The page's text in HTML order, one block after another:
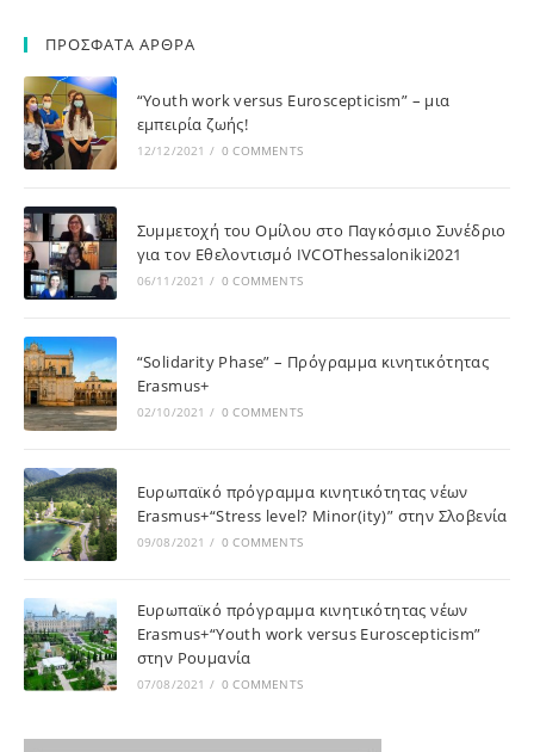
ΠΡΟΣΦΑΤΑ ΑΡΘΡΑ
“Youth work versus Euroscepticism” – μια
εμπειρία ζωής!
12/12/2021 / 0 COMMENTS
Συμμετοχή του Ομίλου στο Παγκόσμιο Συνέδριο
για τον Εθελοντισμό IVCOThessaloniki2021
06/11/2021 / 0 COMMENTS
“Solidarity Phase” – Πρόγραμμα κινητικότητας
Erasmus+
02/10/2021 / 0 COMMENTS
Ευρωπαϊκό πρόγραμμα κινητικότητας νέων
Erasmus+“Stress level? Minor(ity)” στην Σλοβενία
09/08/2021 / 0 COMMENTS
Ευρωπαϊκό πρόγραμμα κινητικότητας νέων
Erasmus+“Youth work versus Euroscepticism”
στην Ρουμανία
07/08/2021 / 0 COMMENTS